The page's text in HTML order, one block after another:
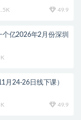
49.9
亿2026年2月份深圳
月24-26日线下课）
49.9